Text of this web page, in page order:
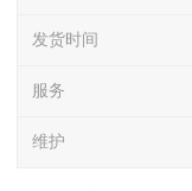
发货时间
服务
维护